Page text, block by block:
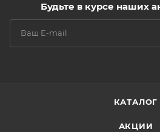
Будьте в курсе наших
КАТАЛОГ
АКЦИИ